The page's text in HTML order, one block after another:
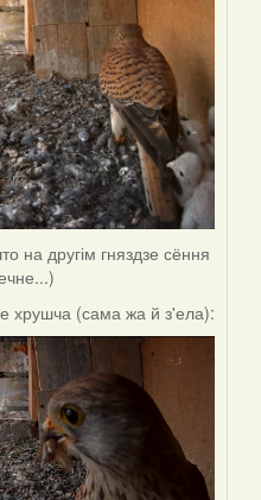
на другім гняздзе сёння
хрушча (сама жа й з'ела):